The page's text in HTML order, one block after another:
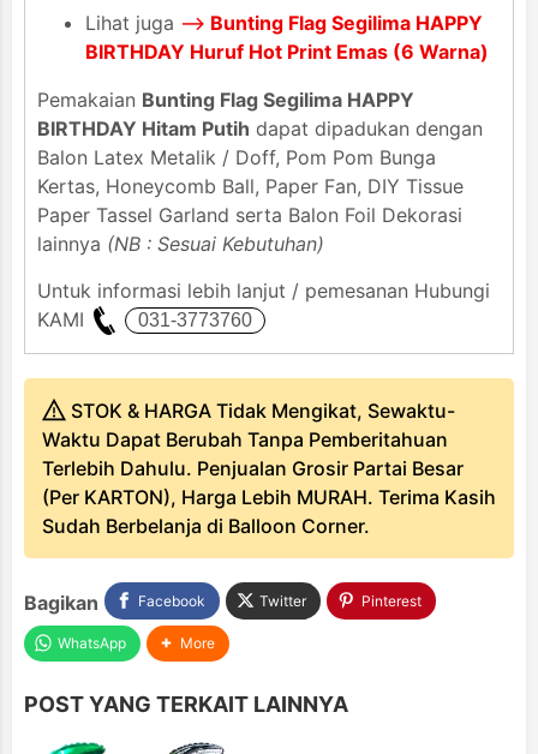
Lihat juga --> Bunting Flag Segilima HAPPY
BIRTHDAY Huruf Hot Print Emas (6 Warna)
Pemakaian Bunting Flag Segilima HAPPY
BIRTHDAY Hitam Putih dapat dipadukan dengan
Balon Latex Metalik / Doff, Pom Pom Bunga
Kertas, Honeycomb Ball, Paper Fan, DIY Tissue
Paper Tassel Garland serta Balon Foil Dekorasi
lainnya (NB : Sesuai Kebutuhan)
Untuk informasi lebih lanjut / pemesanan Hubungi
KAMI
STOK & HARGA Tidak Mengikat, Sewaktu-
Waktu Dapat Berubah Tanpa Pemberitahuan
Terlebih Dahulu. Penjualan Grosir Partai Besar
(Per KARTON), Harga Lebih MURAH. Terima Kasih
Sudah Berbelanja di Balloon Corner.
Bagikan Facebook Twitter Pinterest
WhatsApp More
POST YANG TERKAIT LAINNYA